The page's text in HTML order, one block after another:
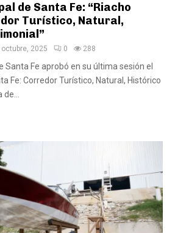
de Santa Fe: “Riacho
Turístico, Natural,
octubre, 2025 0 288
Santa Fe aprobó en su última sesión el
Fe: Corredor Turístico, Natural, Histórico